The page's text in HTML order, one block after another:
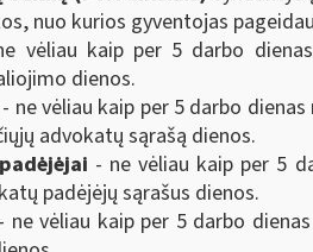
nuo kurios gyventojas
vėliau kaip per 5 darbo
dienos.
- ne vėliau kaip per 5 darbo
advokatų sąrašą dienos.
- ne vėliau kaip per 5
padėjėjų sąrašus dienos.
- ne vėliau kaip per 5 darbo